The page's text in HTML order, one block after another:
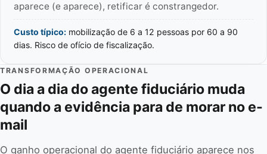
aparece (e aparece), retificar é constrangedor.
Custo típico: mobilização de 6 a 12 pessoas por 60 a 90
dias. Risco de ofício de fiscalização.
TRANSFORMAÇÃO OPERACIONAL
O dia a dia do agente fiduciário muda
quando a evidência para de morar no e-
mail
O ganho operacional do agente fiduciário aparece nos